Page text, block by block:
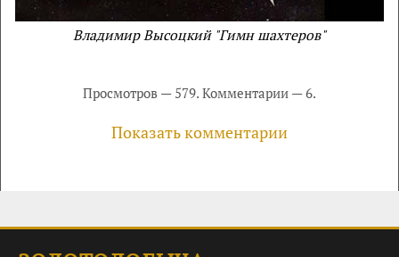
Владимир Высоцкий "Гимн шахтеров"
Просмотров — 579. Комментарии — 6.
Показать комментарии